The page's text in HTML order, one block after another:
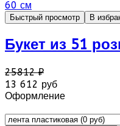
60 см
Быстрый просмотр В
Букет из 51
25812 ₽
13 612 руб
Оформление